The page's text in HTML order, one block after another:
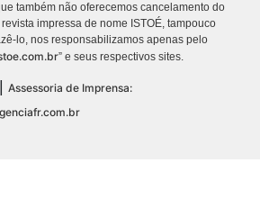
também não oferecemos cancelamento do
impressa de nome ISTOÉ, tampouco
lo, nos responsabilizamos apenas pelo
” e seus respectivos sites.
Assessoria de Imprensa: